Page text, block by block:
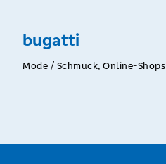
bugatti
Mode / Schmuck, Online-Shops